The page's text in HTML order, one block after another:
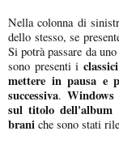
Nella colonna di
dello stesso, se
Si potrà passare da
sono presenti i
mettere in pausa e
successiva. Windows
sul titolo dell'album
brani che sono stati